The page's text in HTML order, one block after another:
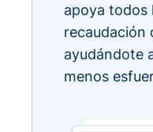
apoya todos
recaudación
ayudándote
menos